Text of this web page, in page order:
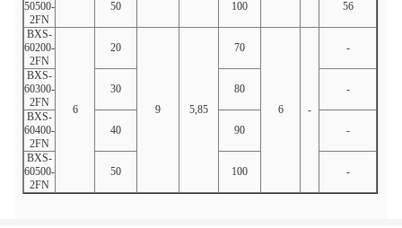
50500-
2FN
50 100 56
BXS-
60200-
2FN
6
20
9 5,85
70
6 -
-
BXS-
60300-
2FN
30 80 -
BXS-
60400-
2FN
40 90 -
BXS-
60500-
2FN
50 100 -